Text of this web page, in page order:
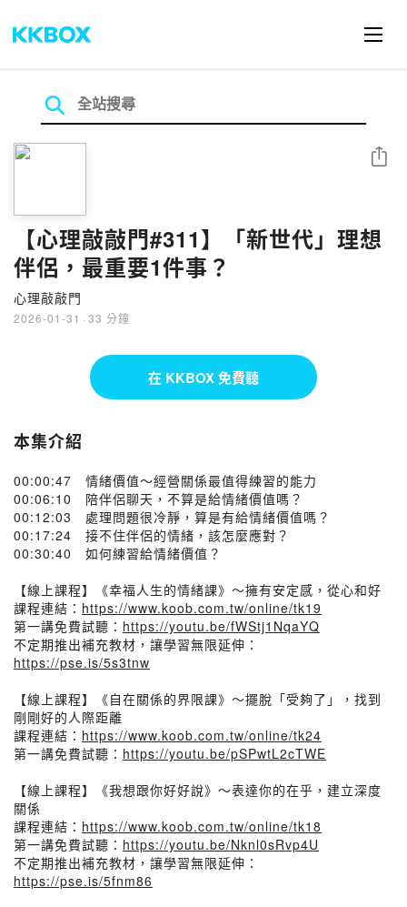
【心理敲敲門#311】「新世代」理想
伴侶，最重要1件事？
心理敲敲門
2026-01-31 · 33 分鐘
分享
在 KKBOX 免費聽
本集介紹
00:00:47 情緒價值～經營關係最值得練習的能力
00:06:10 陪伴侶聊天，不算是給情緒價值嗎？
00:12:03 處理問題很冷靜，算是有給情緒價值嗎？
00:17:24 接不住伴侶的情緒，該怎麼應對？
00:30:40 如何練習給情緒價值？
【線上課程】《幸福人生的情緒課》～擁有安定感，從心和好
課程連結： https://www.koob.com.tw/online/tk19
第一講免費試聽： https://youtu.be/fWStj1NqaYQ
不定期推出補充教材，讓學習無限延伸：
https://pse.is/5s3tnw
【線上課程】《自在關係的界限課》～擺脫「受夠了」，找到
剛剛好的人際距離
課程連結： https://www.koob.com.tw/online/tk24
第一講免費試聽： https://youtu.be/pSPwtL2cTWE
【線上課程】《我想跟你好好說》～表達你的在乎，建立深度
關係
課程連結： https://www.koob.com.tw/online/tk18
第一講免費試聽： https://youtu.be/Nknl0sRvp4U
不定期推出補充教材，讓學習無限延伸：
https://pse.is/5fnm86